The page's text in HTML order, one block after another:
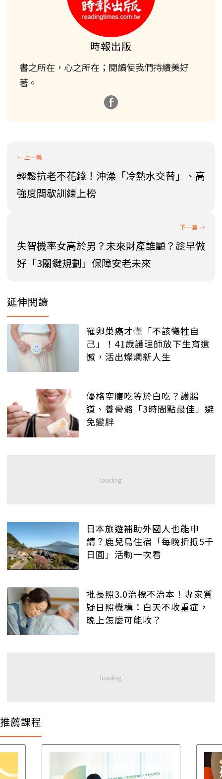
時報出版
書之所在，心之所在；閱讀使我們持續美好
著。
輕鬆抗老不花錢！沖澡「冷熱水交替」、高
強度間歇訓練上榜
失智機率女高於男？未來財產誰顧？趁早做
好「3關鍵規劃」保障安老未來
延伸閱讀
罹卵巢癌才懂「不該犧牲自
己」！41歲護理師放下生育遺
憾，活出燦爛新人生
優格空腹吃等於白吃？護腸
道、養骨骼「3時間點最佳」避
免變胖
日本旅遊補助外國人也能申
請？鹿兒島住宿「每晚折抵5千
日圓」活動一次看
批長照3.0治標不治本！專家質
疑日照機構：白天不收重症，
晚上怎麼可能收？
推薦課程